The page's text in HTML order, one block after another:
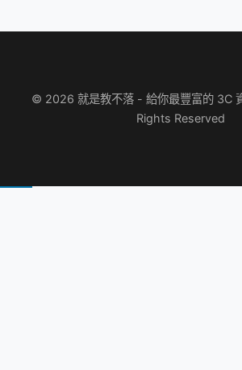
© 2026 就是教不落 - 給你最豐富的 3C
Rights Reserved